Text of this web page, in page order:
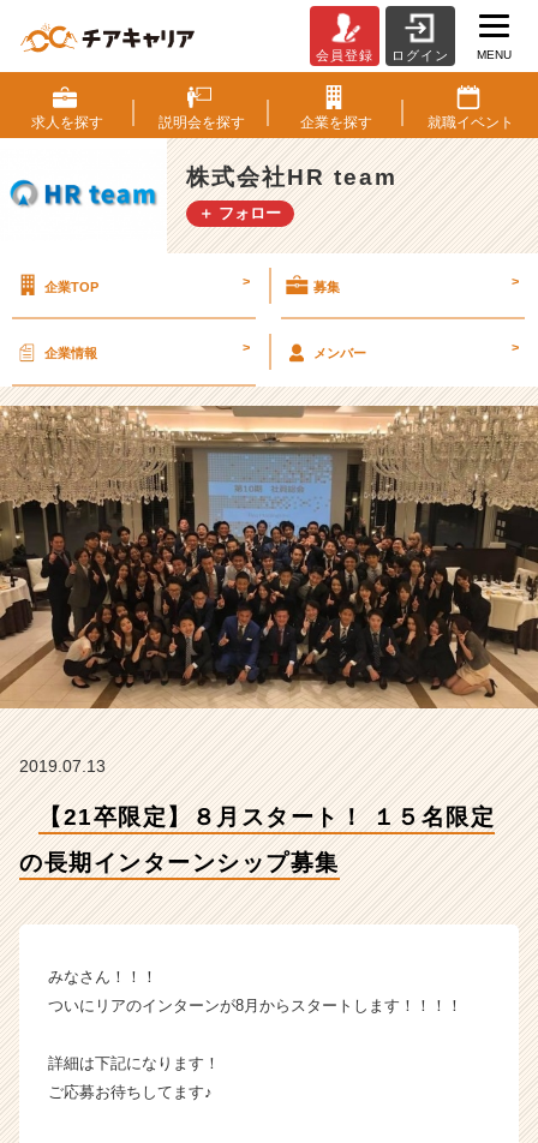
1
卒
限
定】
８
月
ト！
名
限
定
長
期
イ
ン
タ
ー
ン
シ
ッ
式
社
R
a
タ
イ
会員登録 ログイン MENU
求人を探す 説明会を探す 企業を探す 就職イベント
株式会社HR team
＋ フォロー
企業TOP > 募集 >
企業情報 > メンバー >
2019.07.13
【21卒限定】８月スタート！ １５名限定
の長期インターンシップ募集
みなさん！！！
ついにリアのインターンが8月からスタートします！！！！
詳細は下記になります！
ご応募お待ちしてます♪